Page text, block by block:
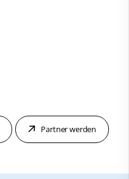
Partner werden